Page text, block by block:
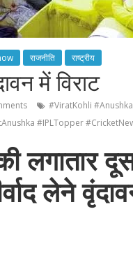
राजनीति राष्ट्रीय
में विराट
#ViratKohli
#IPLTopper
लगातार
लेने